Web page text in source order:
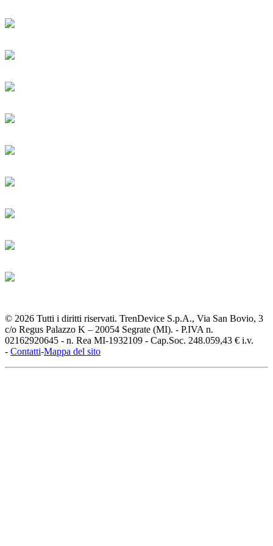
© 2026 Tutti i diritti riservati. TrenDevice S.p.A., Via San Bovio, 3
c/o Regus Palazzo K – 20054 Segrate (MI). - P.IVA n.
02162920645 - n. Rea MI-1932109 - Cap.Soc. 248.059,43 € i.v.
- Contatti-Mappa del sito